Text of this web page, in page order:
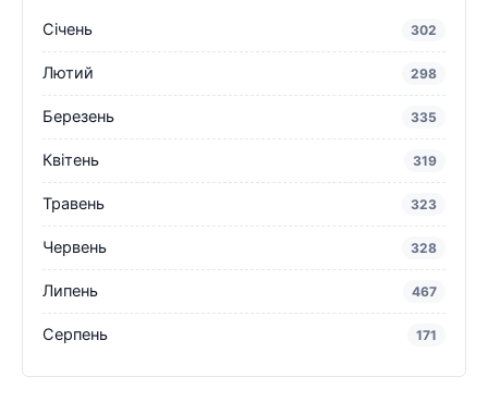
Січень 302
Лютий 298
Березень 335
Квітень 319
Травень 323
Червень 328
Липень 467
Серпень 171